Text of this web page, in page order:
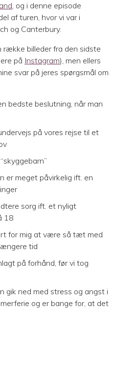
, og i denne episode
af turen, hvor vi var i
og Canterbury.
billeder fra den sidste
på Instagram), men ellers
svar på jeres spørgsmål om
bedste beslutning, når man
på vores rejse til et
er meget påvirkelig ift. en
sorg ift. et nyligt
18
for mig at være så tæt med
tid
på forhånd, før vi tog
gik ned med stress og angst i
og er bange for, at det